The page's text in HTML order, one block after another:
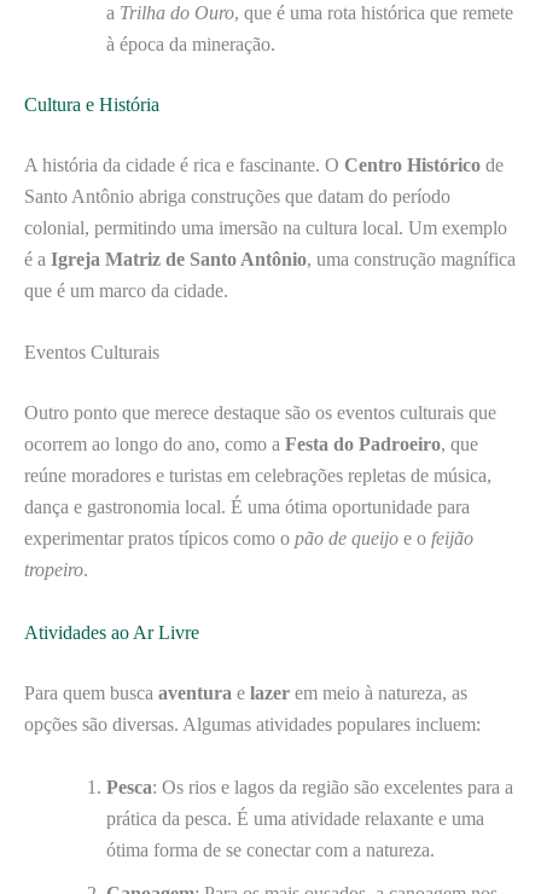
a Trilha do Ouro, que é uma rota histórica que remete
à época da mineração.
Cultura e História
A história da cidade é rica e fascinante. O Centro Histórico de
Santo Antônio abriga construções que datam do período
colonial, permitindo uma imersão na cultura local. Um exemplo
é a Igreja Matriz de Santo Antônio, uma construção magnífica
que é um marco da cidade.
Eventos Culturais
Outro ponto que merece destaque são os eventos culturais que
ocorrem ao longo do ano, como a Festa do Padroeiro, que
reúne moradores e turistas em celebrações repletas de música,
dança e gastronomia local. É uma ótima oportunidade para
experimentar pratos típicos como o pão de queijo e o feijão
tropeiro.
Atividades ao Ar Livre
Para quem busca aventura e lazer em meio à natureza, as
opções são diversas. Algumas atividades populares incluem:
Pesca: Os rios e lagos da região são excelentes para a
prática da pesca. É uma atividade relaxante e uma
ótima forma de se conectar com a natureza.